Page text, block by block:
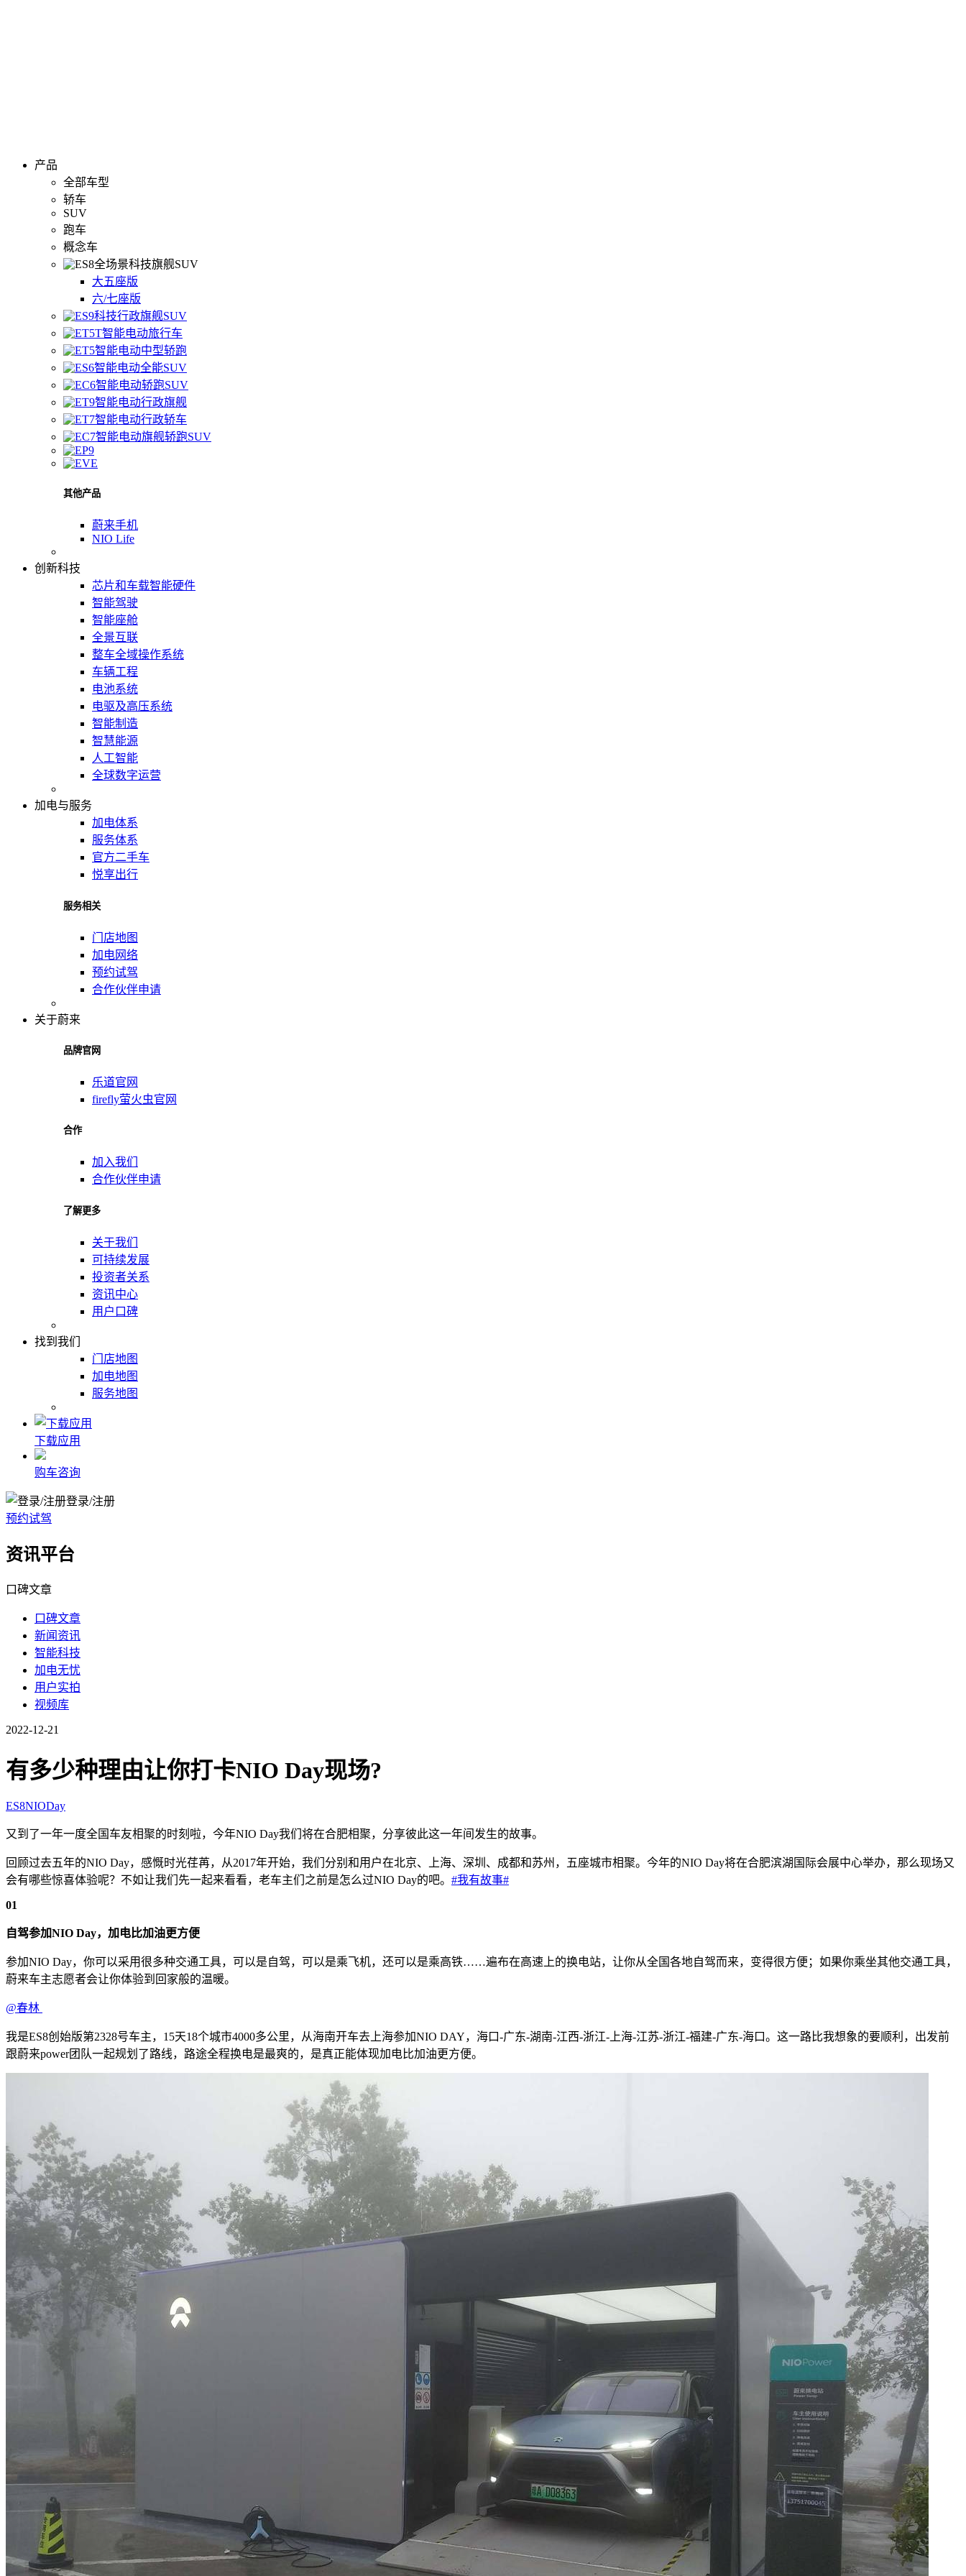
产品
全部车型
轿车
SUV
跑车
概念车
全场景科技旗舰SUV
大五座版
六/七座版
科技行政旗舰SUV
智能电动旅行车
智能电动中型轿跑
智能电动全能SUV
智能电动轿跑SUV
智能电动行政旗舰
智能电动行政轿车
智能电动旗舰轿跑SUV
其他产品
蔚来手机
NIO Life
创新科技
芯片和车载智能硬件
智能驾驶
智能座舱
全景互联
整车全域操作系统
车辆工程
电池系统
电驱及高压系统
智能制造
智慧能源
人工智能
全球数字运营
加电与服务
加电体系
服务体系
官方二手车
悦享出行
服务相关
门店地图
加电网络
预约试驾
合作伙伴申请
关于蔚来
品牌官网
乐道官网
firefly萤火虫官网
合作
加入我们
合作伙伴申请
了解更多
关于我们
可持续发展
投资者关系
资讯中心
用户口碑
找到我们
门店地图
加电地图
服务地图
下载应用
购车咨询
登录/注册
预约试驾
资讯平台
口碑文章
口碑文章
新闻资讯
智能科技
加电无忧
用户实拍
视频库
2022-12-21
有多少种理由让你打卡NIO Day现场?
ES8NIODay
又到了一年一度全国车友相聚的时刻啦，今年NIO Day我们将在合肥相聚，分享彼此这一年间发生的故事。
回顾过去五年的NIO Day，感慨时光荏苒，从2017年开始，我们分别和用户在北京、上海、深圳、成都和苏州，五座城市相聚。今年的NIO Day将在合肥滨湖国际会展中心举办，那么现场又
会有哪些惊喜体验呢？不如让我们先一起来看看，老车主们之前是怎么过NIO Day的吧。 #我有故事#
01
自驾参加NIO Day， 加电比加油更方便
参加NIO Day，你可以采用很多种交通工具，可以是自驾，可以是乘飞机，还可以是乘高铁……遍布在高速上的换电站，让你从全国各地自驾而来，变得很方便；如果你乘坐其他交通工具，
蔚来车主志愿者会让你体验到回家般的温暖。
@春林
我是ES8创始版第2328号车主，15天18个城市4000多公里，从海南开车去上海参加NIO DAY，海口-广东-湖南-江西-浙江-上海-江苏-浙江-福建-广东-海口。这一路比我想象的要顺利，出发前
跟蔚来power团队一起规划了路线，路途全程换电是最爽的，是真正能体现加电比加油更方便。